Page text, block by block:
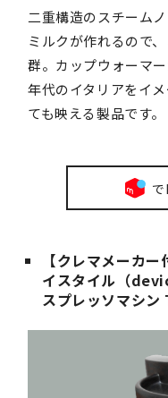
二重構造のスチーム
ミルクが作れるので
群。カップウォーマ
年代のイタリアをイ
ても映える製品です。
【クレマメーカ
イスタイル（
スプレッソマシン